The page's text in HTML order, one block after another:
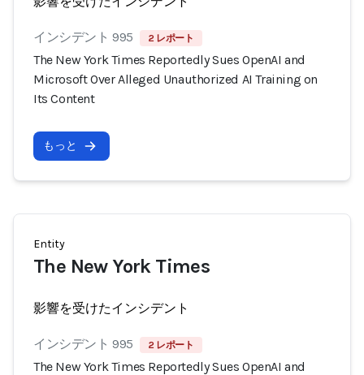
インシデント 995 2 レポート
The New York Times Reportedly Sues OpenAI and
Microsoft Over Alleged Unauthorized AI Training on
Its Content
もっと
Entity
The New York Times
影響を受けたインシデント
インシデント 995 2 レポート
The New York Times Reportedly Sues OpenAI and